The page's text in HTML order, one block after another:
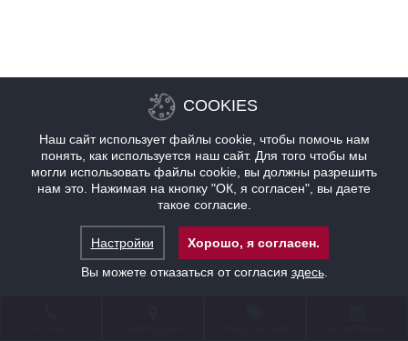
COOKIES
Наш сайт использует файлы cookie, чтобы помочь нам
понять, как используется наш сайт. Для того чтобы мы
могли использовать файлы cookie, вы должны разрешить
нам это. Нажимая на кнопку "ОК, я согласен", вы даете
такое согласие.
Настройки
Хорошо, я согласен.
Вы можете отказаться от согласия здесь.